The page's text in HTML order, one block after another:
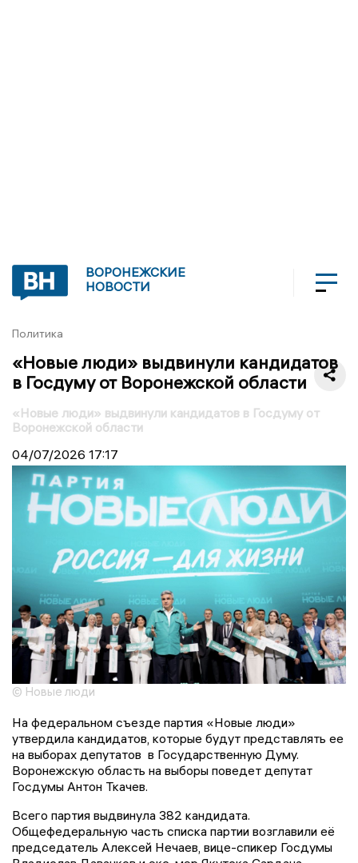
ВОРОНЕЖСКИЕ
НОВОСТИ
Политика
«Новые люди» выдвинули кандидатов
в Госдуму от Воронежской области
«Новые люди» выдвинули кандидатов в Госдуму от
Воронежской области
04/07/2026 17:17
© Новые люди
На федеральном съезде партия «Новые люди»
утвердила кандидатов, которые будут представлять ее
на выборах депутатов в Государственную Думу.
Воронежскую область на выборы поведет депутат
Госдумы Антон Ткачев.
Всего партия выдвинула 382 кандидата.
Общефедеральную часть списка партии возглавили её
председатель Алексей Нечаев, вице-спикер Госдумы